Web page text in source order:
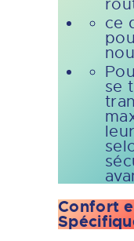
ce
se
Confort